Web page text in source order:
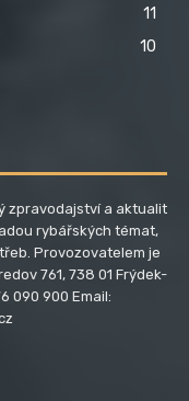
11
10
zpravodajství a aktualit
rybářských témat,
Provozovatelem je
761, 738 01 Frýdek-
090 900 Email: